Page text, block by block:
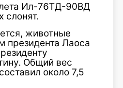
Ил-76ТД-90ВД
слонят.
животные
президента Лаоса
Общий вес
около 7,5